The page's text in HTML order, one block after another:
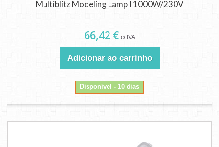
Multiblitz Modeling Lamp I 1000W/230V
66,42 € c/ IVA
Adicionar ao carrinho
Disponível - 10 dias